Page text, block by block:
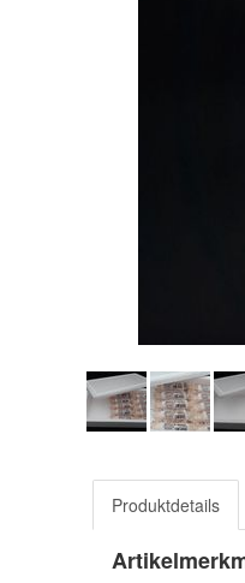
Produktdetails